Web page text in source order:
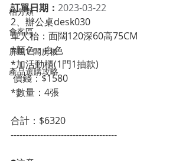
枱分類
會客區
屏風 / 間房板
產品選購攻略
訂單日期： 2023-03-22
2、辦公桌desk030
單人枱：面闊120深60高75CM
*顏色：白色
*加活動櫃(1門1抽款)
價錢：$1580
*數量：4張
合計：$6320
------------------------------------